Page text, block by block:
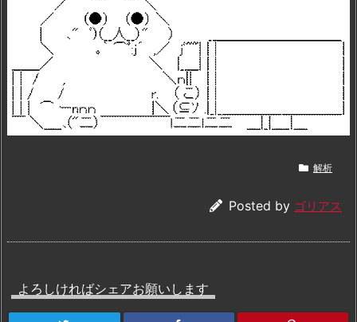
解析
Posted by ゴリアス
よろしければシェアお願いします